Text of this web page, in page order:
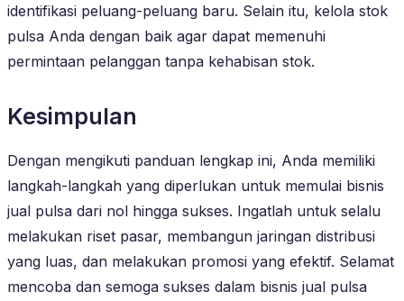
identifikasi peluang-peluang baru. Selain itu, kelola stok
pulsa Anda dengan baik agar dapat memenuhi
permintaan pelanggan tanpa kehabisan stok.
Kesimpulan
Dengan mengikuti panduan lengkap ini, Anda memiliki
langkah-langkah yang diperlukan untuk memulai bisnis
jual pulsa dari nol hingga sukses. Ingatlah untuk selalu
melakukan riset pasar, membangun jaringan distribusi
yang luas, dan melakukan promosi yang efektif. Selamat
mencoba dan semoga sukses dalam bisnis jual pulsa